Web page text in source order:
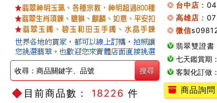
目前商品數： 18226 件
台中店 ：
高雄店 ：
微信
翡翠雙證書
七天鑑賞期
客製化訂做
商品詢問